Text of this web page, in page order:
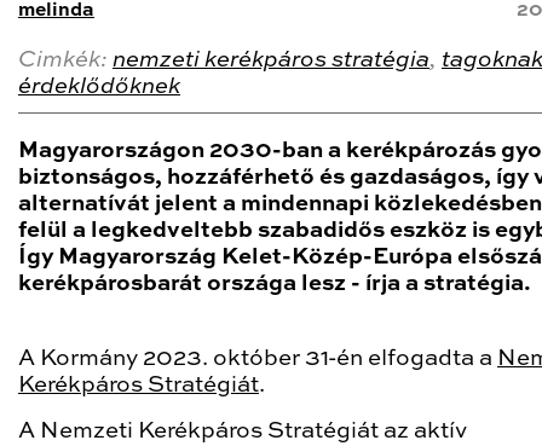
melinda
Cimkék: nemzeti kerékpáros stratégia, tagoknak
érdeklődőknek
Magyarországon 2030-ban a kerékpározás
biztonságos, hozzáférhető és gazdaságos, így
alternatívát jelent a mindennapi
felül a legkedveltebb szabadidős eszköz is
Így Magyarország Kelet-Közép-Európa
kerékpárosbarát országa lesz - írja a stratégia.
A Kormány 2023. október 31-én elfogadta a
Kerékpáros Stratégiát.
A Nemzeti Kerékpáros Stratégiát az aktív